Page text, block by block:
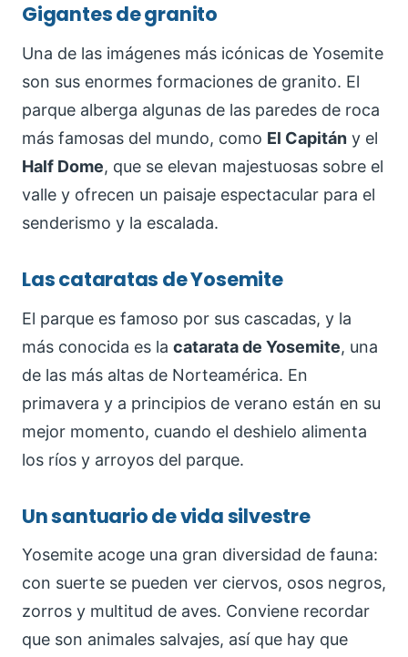
Gigantes de granito
Una de las imágenes más icónicas de Yosemite
son sus enormes formaciones de granito. El
parque alberga algunas de las paredes de roca
más famosas del mundo, como El Capitán y el
Half Dome, que se elevan majestuosas sobre el
valle y ofrecen un paisaje espectacular para el
senderismo y la escalada.
Las cataratas de Yosemite
El parque es famoso por sus cascadas, y la
más conocida es la catarata de Yosemite, una
de las más altas de Norteamérica. En
primavera y a principios de verano están en su
mejor momento, cuando el deshielo alimenta
los ríos y arroyos del parque.
Un santuario de vida silvestre
Yosemite acoge una gran diversidad de fauna:
con suerte se pueden ver ciervos, osos negros,
zorros y multitud de aves. Conviene recordar
que son animales salvajes, así que hay que